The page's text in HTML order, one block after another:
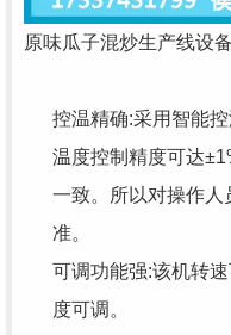
原味瓜子混炒生产线设
控温精确:采用智能
温度控制精度可达
一致。所以对操作人
准。
可调功能强:该机转
度可调。